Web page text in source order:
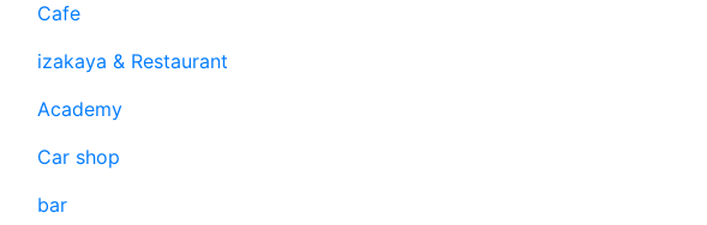
Cafe
izakaya & Restaurant
Academy
Car shop
bar